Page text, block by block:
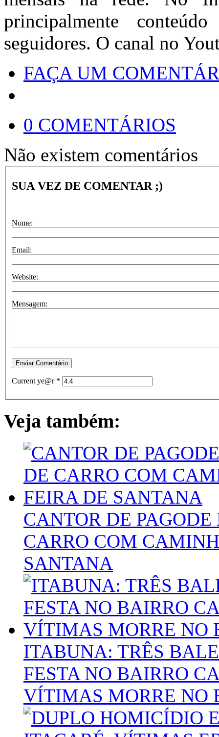
principalmente
seguidores. O canal no
FAÇA UM
0 COMENTÁRIOS
Não existem comentários
SUA VEZ DE COMENTAR ;)
Nome:
Email:
Website:
Mensagem:
Current ye@r *
Veja também:
CANTOR DE
CARRO COM
SANTANA
ITABUNA: TRÊS
FESTA NO BAIRRO
VÍTIMAS MORRE NO